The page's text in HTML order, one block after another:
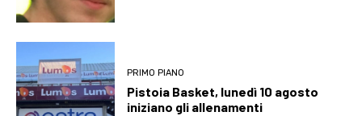
PRIMO PIANO
Pistoia Basket, lunedì 10 agosto
iniziano gli allenamenti